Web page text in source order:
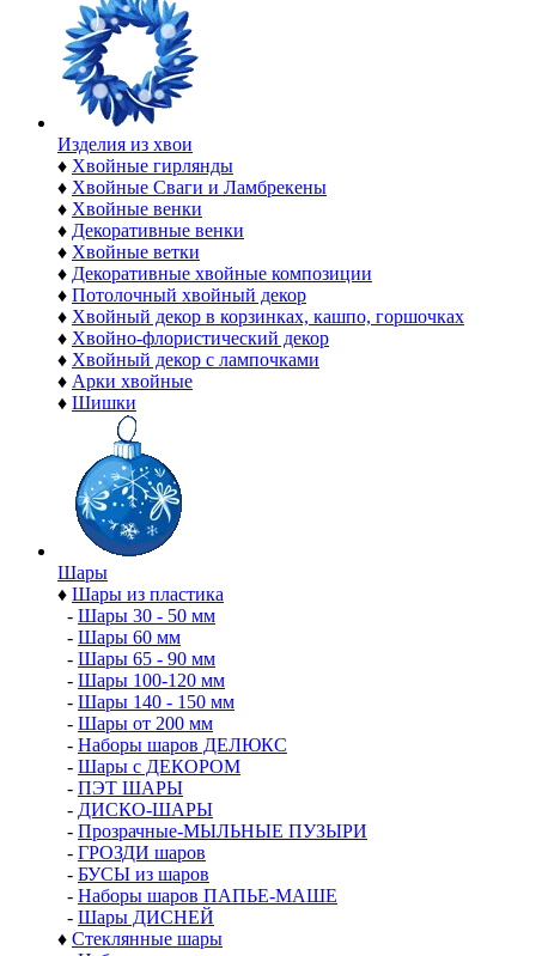
Изделия из хвои
♦ Хвойные гирлянды
♦ Хвойные Сваги и Ламбрекены
♦ Хвойные венки
♦ Декоративные венки
♦ Хвойные ветки
♦ Декоративные хвойные композиции
♦ Потолочный хвойный декор
♦ Хвойный декор в корзинках, кашпо, горшочках
♦ Хвойно-флористический декор
♦ Хвойный декор с лампочками
♦ Арки хвойные
♦ Шишки
Шары
♦ Шары из пластика
- Шары 30 - 50 мм
- Шары 60 мм
- Шары 65 - 90 мм
- Шары 100-120 мм
- Шары 140 - 150 мм
- Шары от 200 мм
- Наборы шаров ДЕЛЮКС
- Шары с ДЕКОРОМ
- ПЭТ ШАРЫ
- ДИСКО-ШАРЫ
- Прозрачные-МЫЛЬНЫЕ ПУЗЫРИ
- ГРОЗДИ шаров
- БУСЫ из шаров
- Наборы шаров ПАПЬЕ-МАШЕ
- Шары ДИСНЕЙ
♦ Стеклянные шары